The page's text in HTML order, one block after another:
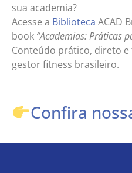
sua academia?
Acesse a Biblioteca ACAD
book “Academias: Práticas
Conteúdo prático, direto
gestor fitness brasileiro.
Confira